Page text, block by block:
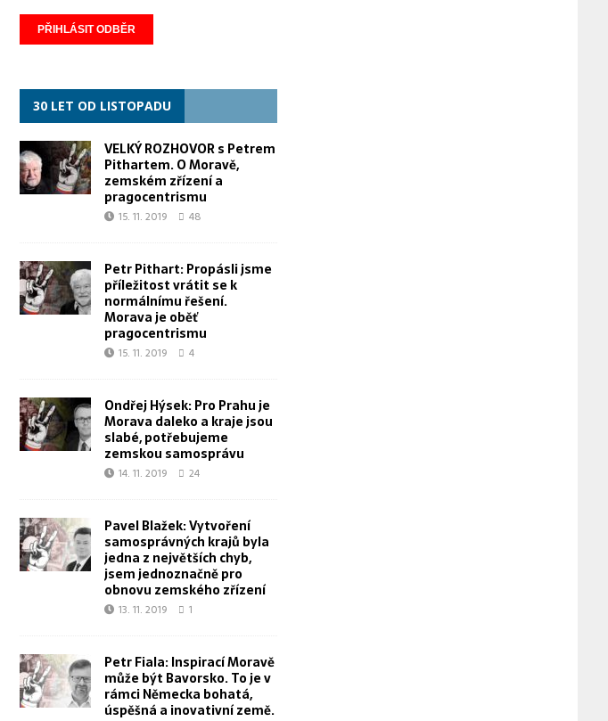
30 LET OD LISTOPADU
VELKÝ ROZHOVOR s Petrem
Pithartem. O Moravě,
zemském zřízení a
pragocentrismu
15. 11. 2019 48
Petr Pithart: Propásli jsme
příležitost vrátit se k
normálnímu řešení.
Morava je oběť
pragocentrismu
15. 11. 2019 4
Ondřej Hýsek: Pro Prahu je
Morava daleko a kraje jsou
slabé, potřebujeme
zemskou samosprávu
14. 11. 2019 24
Pavel Blažek: Vytvoření
samosprávných krajů byla
jedna z největších chyb,
jsem jednoznačně pro
obnovu zemského zřízení
13. 11. 2019 1
Petr Fiala: Inspirací Moravě
může být Bavorsko. To je v
rámci Německa bohatá,
úspěšná a inovativní země.